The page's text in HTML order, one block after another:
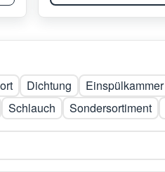
Dichtung Einspülkammer
Schlauch Sondersortiment